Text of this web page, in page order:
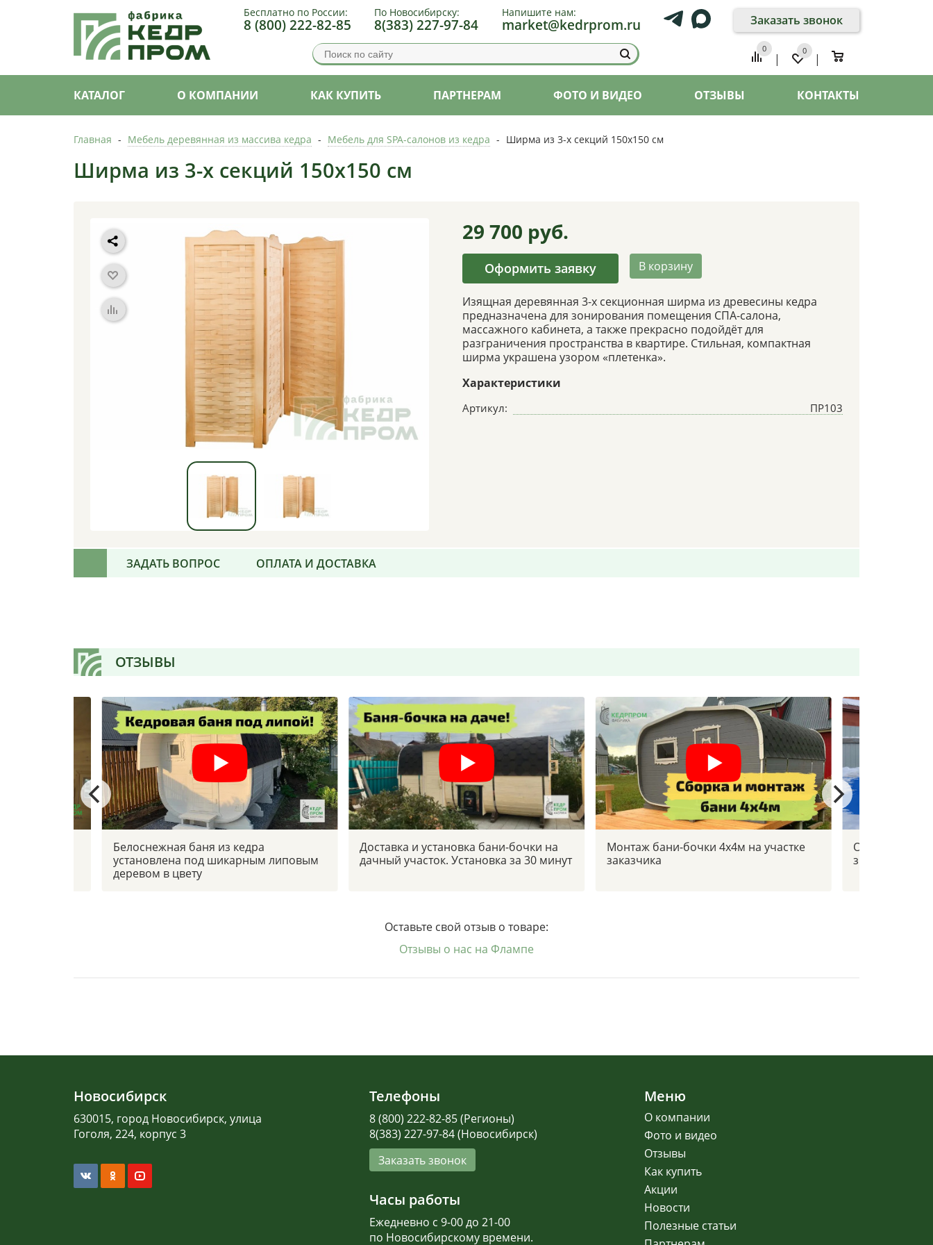
Бесплатно по России:
8 (800) 222-82-85
По Новосибирску:
8(383) 227-97-84
Напишите нам:
market@kedrprom.ru Заказать звонок
0
|
0
|
КАТАЛОГ О КОМПАНИИ КАК КУПИТЬ ПАРТНЕРАМ ФОТО И ВИДЕО ОТЗЫВЫ КОНТАКТЫ
Главная - Мебель деревянная из массива кедра - Мебель для SPA-салонов из кедра - Ширма из 3-х секций 150х150 см
Ширма из 3-х секций 150х150 см
29 700 руб.
Оформить заявку В корзину
Изящная деревянная 3-х секционная ширма из древесины кедра
предназначена для зонирования помещения СПА-салона,
массажного кабинета, а также прекрасно подойдёт для
разграничения пространства в квартире. Стильная, компактная
ширма украшена узором «плетенка».
Характеристики
Артикул: ПР103
ЗАДАТЬ ВОПРОС ОПЛАТА И ДОСТАВКА
ОТЗЫВЫ
Доставка и установка бани-бочки на
дачный участок. Установка за 30 минут
Монтаж бани-бочки 4х4м на участке
заказчика
Отзыв
зимой в -30с
Белоснежная баня из кедра
установлена под шикарным липовым
деревом в цвету
Оставьте свой отзыв о товаре:
Отзывы о нас на Флампе
Новосибирск
630015, город Новосибирск, улица
Гоголя, 224, корпус 3
Телефоны
8 (800) 222-82-85 (Регионы)
8(383) 227-97-84 (Новосибирск)
Заказать звонок
Часы работы
Ежедневно с 9-00 до 21-00
по Новосибирскому времени.
Меню
О компании
Фото и видео
Отзывы
Как купить
Акции
Новости
Полезные статьи